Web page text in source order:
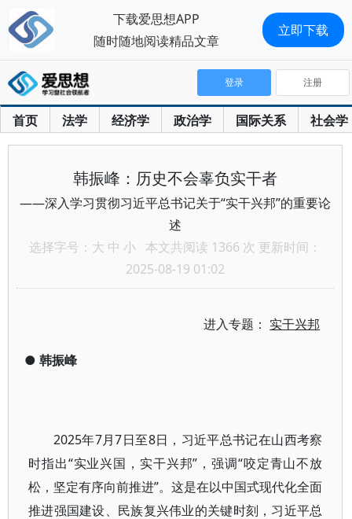
首页 法学 经济学 政治学 国际关系 社会学
登录 注册
韩振峰：历史不会辜负实干者
——深入学习贯彻习近平总书记关于“实干兴邦”的重要论
述
选择字号： 大 中 小 本文共阅读 1366 次 更新时间：
2025-08-19 01:02
进入专题： 实干兴邦
● 韩振峰
2025年7月7日至8日，习近平总书记在山西考察
时指出“实业兴国，实干兴邦”，强调“咬定青山不放
松，坚定有序向前推进”。这是在以中国式现代化全面
推进强国建设、民族复兴伟业的关键时刻，习近平总
下载爱思想APP
随时随地阅读精品文章
立即下载